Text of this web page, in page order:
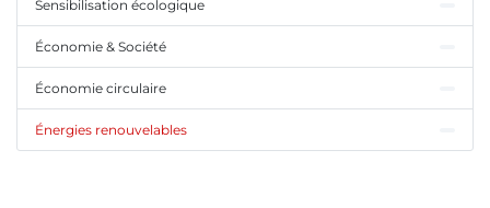
Sensibilisation écologique
Économie & Société
Économie circulaire
Énergies renouvelables